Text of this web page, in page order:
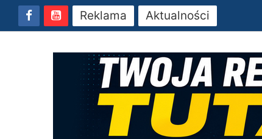
Reklama Aktualności